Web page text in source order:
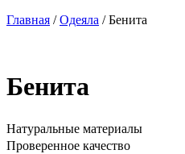
Главная /Одеяла / Бенита
Бенита
Натуральные материалы
Проверенное качество